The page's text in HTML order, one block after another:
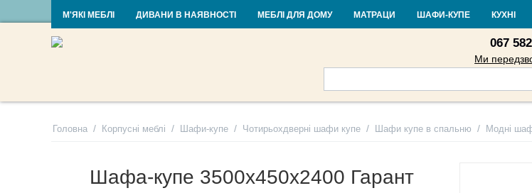
RU UA Контакти Доставка і оплата Гарантія та
067
Ми
М'ЯКІ МЕБЛІ ДИВАНИ В НАЯВНОСТІ МЕБЛІ ДЛЯ ДОМУ МАТРАЦИ ШАФИ-КУПЕ КУХНІ
Головна / Корпусні меблі / Шафи-купе / Чотирьохдверні шафи купе / Шафи купе в спальню / Модні
Шафа-купе 3500х450х2400 Гарант